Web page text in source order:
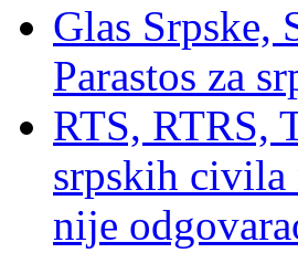
Glas Srpske,
Parastos za
RTS, RTRS,
srpskih civila
nije